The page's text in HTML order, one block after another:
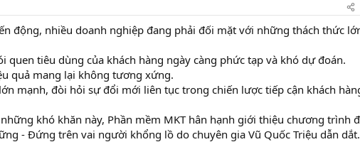
động, nhiều doanh nghiệp đang phải đối mặt với những thách thức
quen tiêu dùng của khách hàng ngày càng phức tạp và khó dự đoán.
quả mang lại không tương xứng.
mạnh, đòi hỏi sự đổi mới liên tục trong chiến lược tiếp cận khách
khó khăn này, Phần mềm MKT hân hạnh giới thiệu chương trình
- Đứng trên vai người khổng lồ do chuyên gia Vũ Quốc Triệu dẫn dắt.